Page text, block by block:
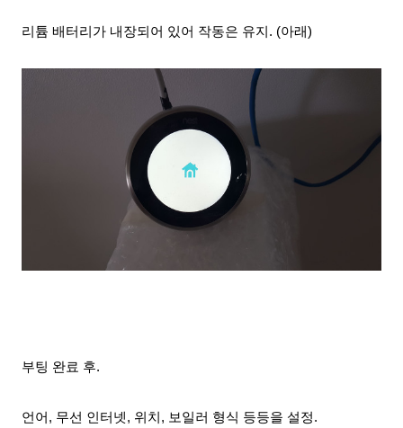
리튬 배터리가 내장되어 있어 작동은 유지 . (아래)
부팅 완료 후.
언어, 무선 인터넷, 위치, 보일러 형식 등등을 설정.